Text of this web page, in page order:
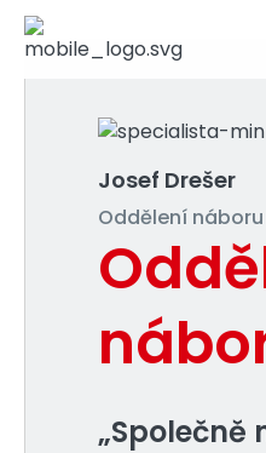
Josef Drešer
Oddělení náboru
„Společně